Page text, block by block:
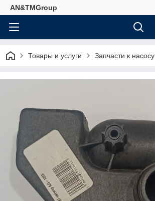
AN&TMGroup
Товары и услуги Запчасти к насосу